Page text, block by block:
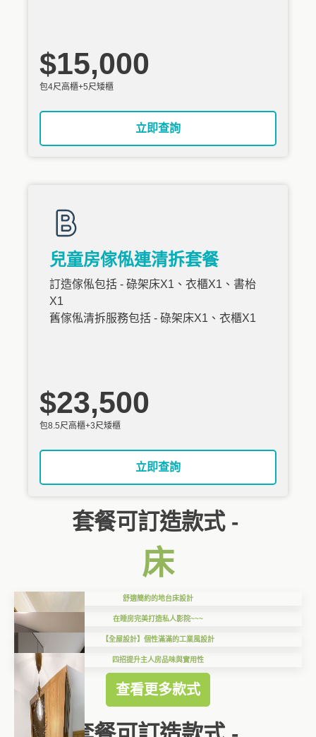
$15,000
包4尺高櫃+5尺矮櫃
立即查詢
兒童房傢俬連清拆套餐
訂造傢俬包括 - 碌架床X1、衣櫃X1、書枱
X1
舊傢俬清拆服務包括 - 碌架床X1、衣櫃X1
$23,500
包8.5尺高櫃+3尺矮櫃
立即查詢
套餐可訂造款式 -
床
舒適簡約的地台床設計
在睡房完美打造私人影院~~~
【全屋設計】個性滿滿的工業風設計
四招提升主人房品味與實用性
查看更多款式